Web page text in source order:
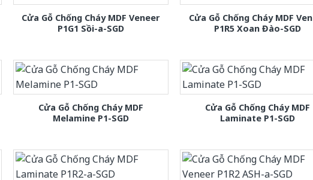
Cửa Gỗ Chống Cháy MDF Veneer
P1G1 Sồi-a-SGD
Cửa Gỗ Chống Cháy MDF
P1R5 Xoan Đào-SGD
Cửa Gỗ Chống Cháy MDF
Melamine P1-SGD
Cửa Gỗ Chống Cháy MDF
Laminate P1-SGD